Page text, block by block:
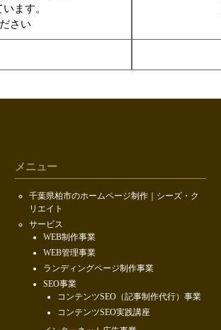
ます。
さい
メニュー
千葉県柏市のホームページ制作｜シーズ・ク
リエイト
サービス
WEB制作事業
WEB管理事業
ランディングページ制作事業
SEO事業
コンテンツSEO（記事制作代行）事業
コンテンツSEO実践講座